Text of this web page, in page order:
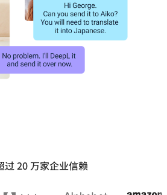
过 20 万家企业信赖